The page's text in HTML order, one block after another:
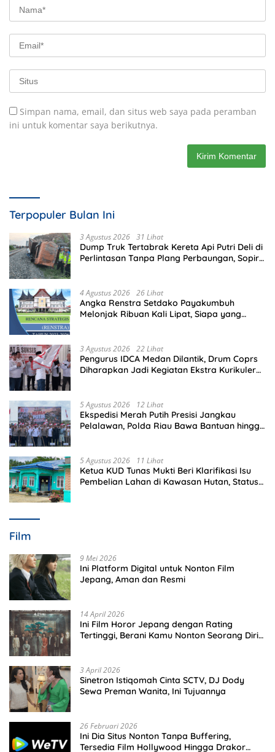
Simpan nama, email, dan situs web saya pada peramban
ini untuk komentar saya berikutnya.
Terpopuler Bulan Ini
3 Agustus 2026 31 Lihat
Dump Truk Tertabrak Kereta Api Putri Deli di
Perlintasan Tanpa Plang Perbaungan, Sopir
4 Agustus 2026 26 Lihat
Angka Renstra Setdako Payakumbuh
Melonjak Ribuan Kali Lipat, Siapa yang
3 Agustus 2026 22 Lihat
Pengurus IDCA Medan Dilantik, Drum Coprs
Diharapkan Jadi Kegiatan Ekstra Kurikuler
5 Agustus 2026 12 Lihat
Ekspedisi Merah Putih Presisi Jangkau
Pelalawan, Polda Riau Bawa Bantuan hingga
5 Agustus 2026 11 Lihat
Ketua KUD Tunas Mukti Beri Klarifikasi Isu
Pembelian Lahan di Kawasan Hutan, Status
Film
9 Mei 2026
Ini Platform Digital untuk Nonton Film
Jepang, Aman dan Resmi
14 April 2026
Ini Film Horor Jepang dengan Rating
Tertinggi, Berani Kamu Nonton Seorang Diri
3 April 2026
Sinetron Istiqomah Cinta SCTV, DJ Dody
Sewa Preman Wanita, Ini Tujuannya
26 Februari 2026
Ini Dia Situs Nonton Tanpa Buffering,
Tersedia Film Hollywood Hingga Drakor